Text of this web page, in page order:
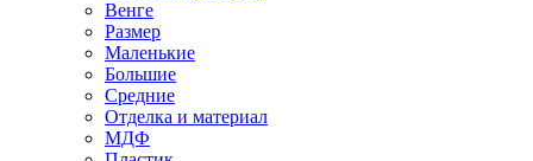
Венге
Размер
Маленькие
Большие
Средние
Отделка и материал
МДФ